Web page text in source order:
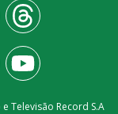
Televisão Record S.A